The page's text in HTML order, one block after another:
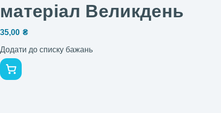
матеріал Великдень
35,00 ₴
Додати до списку бажань